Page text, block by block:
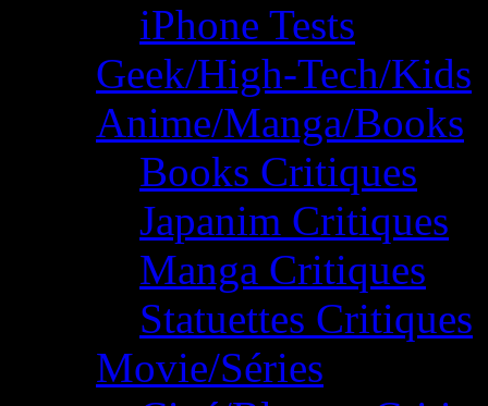
iPhone Tests
Geek/High-Tech/Kids
Anime/Manga/Books
Books Critiques
Japanim Critiques
Manga Critiques
Statuettes Critiques
Movie/Séries